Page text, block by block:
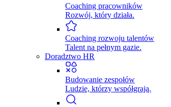
Coaching pracowników
Rozwój, który działa.
Coaching rozwoju talentów
Talent na pełnym gazie.
Doradztwo HR
Budowanie zespołów
Ludzie, którzy współgrają.